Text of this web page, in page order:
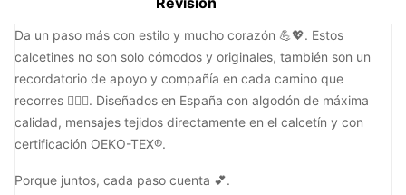
Da un paso más con estilo y mucho corazón 💪💖. Estos
calcetines no son solo cómodos y originales, también son un
recordatorio de apoyo y compañía en cada camino que
recorres 🚶‍♀️✨. Diseñados en España con algodón de máxima
calidad, mensajes tejidos directamente en el calcetín y con
certificación OEKO-TEX®.
Porque juntos, cada paso cuenta 💕.